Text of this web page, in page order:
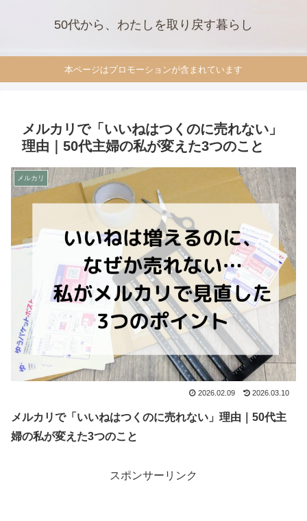
50代から、わたしを取り戻す暮らし
本ページはプロモーションが含まれています
メルカリで「いいねはつくのに売れない」
理由｜50代主婦の私が変えた3つのこと
メルカリ
2026.02.09 2026.03.10
メルカリで「いいねはつくのに売れない」理由｜50代主
婦の私が変えた3つのこと
スポンサーリンク